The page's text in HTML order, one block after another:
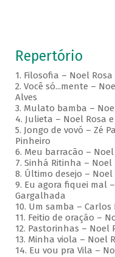
Repertório
1. Filosofia – Noel
2. Você só...mente –
Alves
3. Mulato bamba –
4. Julieta – Noel Rosa
5. Jongo de vovó – Zé
Pinheiro
6. Meu barracão – Noel
7. Sinhá Ritinha – Noel
8. Último desejo – Noel
9. Eu agora fiquei mal
Gargalhada
10. Um samba –
11. Feitio de oração –
12. Pastorinhas – Noel
13. Minha viola – Noel
14. Eu vou pra Vila –